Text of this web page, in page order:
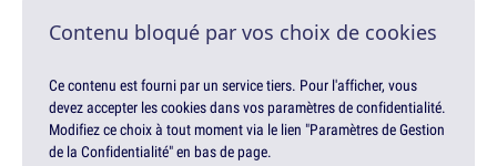
Contenu bloqué par vos choix de cookies
Ce contenu est fourni par un service tiers. Pour l'afficher, vous
devez accepter les cookies dans vos paramètres de confidentialité.
Modifiez ce choix à tout moment via le lien "Paramètres de Gestion
de la Confidentialité" en bas de page.